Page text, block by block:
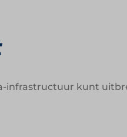
infrastructuur kunt